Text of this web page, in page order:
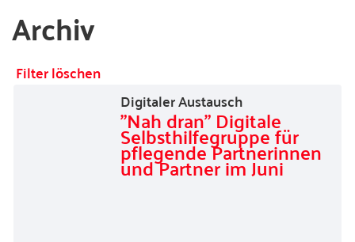
Archiv
Filter löschen
Digitaler Austausch
"Nah dran" Digitale
Selbsthilfegruppe für
pflegende Partnerinnen
und Partner im Juni